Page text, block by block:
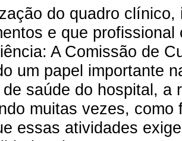
do quadro
e que
A Comissão de
um papel importante
saúde do hospital, a
muitas vezes,
essas atividades